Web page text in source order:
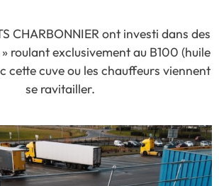
CHARBONNIER ont investi dans des
roulant exclusivement au B100 (huile
cette cuve ou les chauffeurs viennent
se ravitailler.